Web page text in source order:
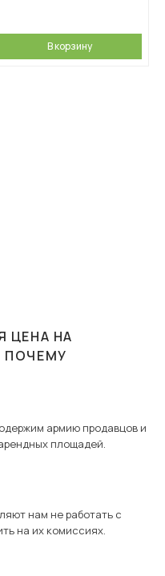
В корзину
ЦЕНА НА
ПОЧЕМУ
армию продавцов и
площадей.
нам не работать с
на их комиссиях.